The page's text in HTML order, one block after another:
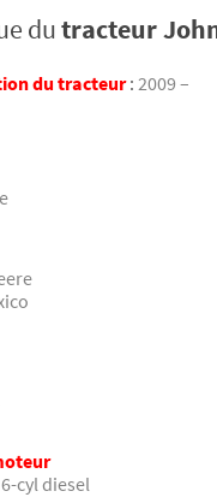
dutracteur
du tracteur: 2009 –
cyl diesel